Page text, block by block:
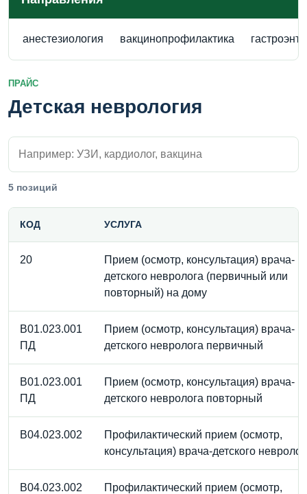
анестезиология вакцинопрофилактика
ПРАЙС
Детская неврология
Поиск внутри прайса
5 позиций
КОД УСЛУГА
20
Прием (осмотр, консультация) врача-
детского невролога (первичный или
повторный) на дому
B01.023.001
ПД
Прием (осмотр, консультация) врача-
детского невролога первичный
B01.023.001
ПД
Прием (осмотр, консультация) врача-
детского невролога повторный
B04.023.002
Профилактический прием (осмотр,
консультация) врача-детского
B04.023.002
Профилактический прием (осмотр,